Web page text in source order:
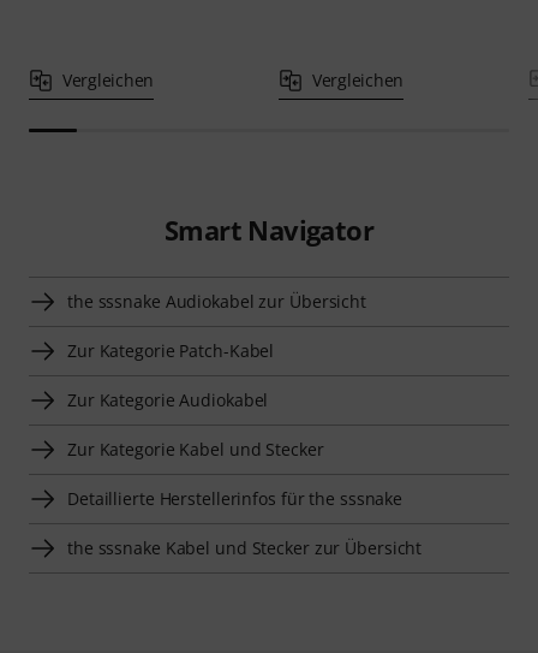
Vergleichen Vergleichen
Smart Navigator
the sssnake Audiokabel zur Übersicht
Zur Kategorie Patch-Kabel
Zur Kategorie Audiokabel
Zur Kategorie Kabel und Stecker
Detaillierte Herstellerinfos für the sssnake
the sssnake Kabel und Stecker zur Übersicht